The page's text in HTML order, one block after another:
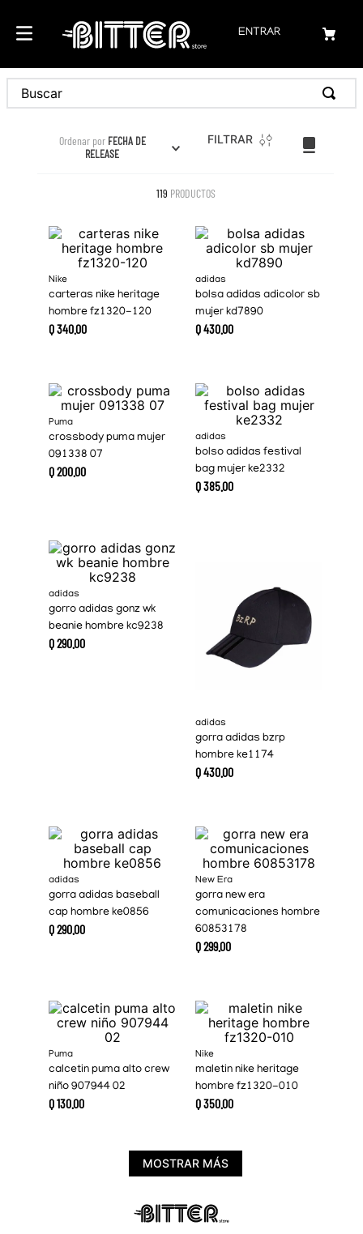
ENTRAR
Buscar
Ordenar por FECHA DE
RELEASE
FILTRAR
119 PRODUCTOS
Nike
carteras nike heritage
hombre fz1320-120
Q340.00
adidas
bolsa adidas adicolor sb
mujer kd7890
Q430.00
Puma
crossbody puma mujer
091338 07
Q200.00
adidas
bolso adidas festival
bag mujer ke2332
Q385.00
adidas
gorro adidas gonz wk
beanie hombre kc9238
Q290.00
adidas
gorra adidas bzrp
hombre ke1174
Q430.00
adidas
gorra adidas baseball
cap hombre ke0856
Q290.00
New Era
gorra new era
comunicaciones hombre
60853178
Q299.00
Puma
calcetin puma alto crew
niño 907944 02
Q130.00
Nike
maletin nike heritage
hombre fz1320-010
Q350.00
MOSTRAR MÁS